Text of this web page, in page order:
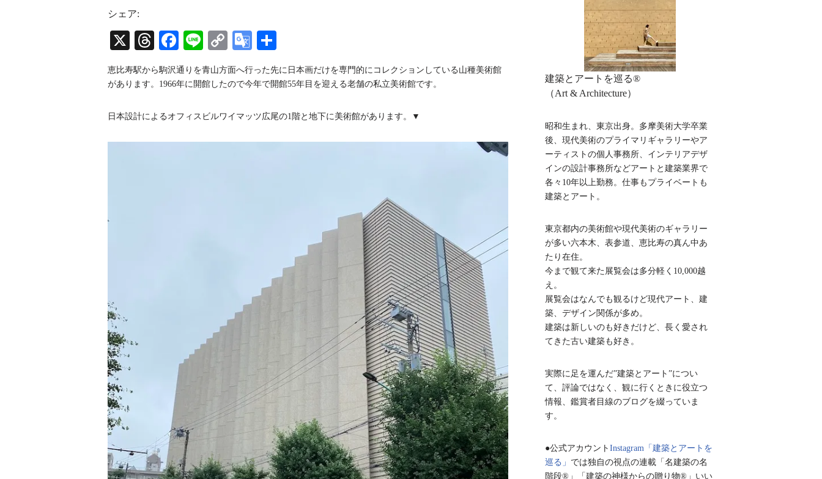
t
a
g
a
d
s
b
e
C
a
n
n
シェア:
X
T
ea
Fa
ce
bo
Li
ne
C
y
nk
G
gl
Tr
an
恵比寿駅から駒沢通りを青山方面へ行った先に日本画だけを専門的にコレクションしている山種美術館
があります。1966年に開館したので今年で開館55年目を迎える老舗の私立美術館です。
日本設計によるオフィスビルワイマッツ広尾の1階と地下に美術館があります。▼
建築とアートを巡る®︎
（Art & Architecture）
昭和生まれ、東京出身。多摩美術大学卒業
後、現代美術のプライマリギャラリーやア
ーティストの個人事務所、インテリアデザ
インの設計事務所などアートと建築業界で
各々10年以上勤務。仕事もプライベートも
建築とアート。
東京都内の美術館や現代美術のギャラリー
が多い六本木、表参道、恵比寿の真ん中あ
たり在住。
今まで観て来た展覧会は多分軽く10,000越
え。
展覧会はなんでも観るけど現代アート、建
築、デザイン関係が多め。
建築は新しいのも好きだけど、長く愛され
てきた古い建築も好き。
実際に足を運んだ”建築とアート”につい
て、評論ではなく、観に行くときに役立つ
情報、鑑賞者目線のブログを綴っていま
す。
●公式アカウント Instagram「建築とアートを
巡る」 では独自の視点の連載「名建築の名
階段®︎」「建築の神様からの贈り物®︎」いい